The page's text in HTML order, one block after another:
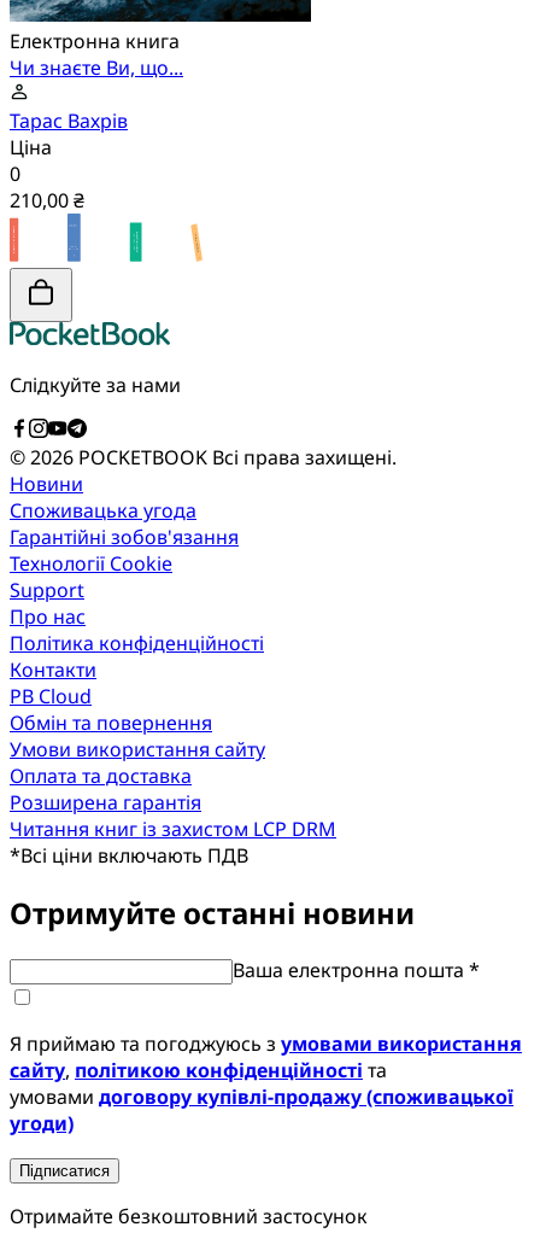
Електронна книга
Чи знаєте Ви, що...
Тарас Вахрів
Ціна
0
210,00 ₴
Слідкуйте за нами
© 2026 POCKETBOOK Всі права захищені.
Новини
Споживацька угода
Гарантійні зобов'язання
Технології Cookie
Support
Про нас
Політика конфіденційності
Контакти
PB Cloud
Обмін та повернення
Умови використання сайту
Оплата та доставка
Розширена гарантія
Читання книг із захистом LCP DRM
*Всі ціни включають ПДВ
Отримуйте останні новини
Ваша електронна пошта *
Я приймаю та погоджуюсь з умовами використання
сайту, політикою конфіденційності та
умовами договору купівлі-продажу (споживацької
угоди)
Підписатися
Отримайте безкоштовний застосунок